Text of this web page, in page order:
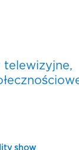
telewizyjne,
show